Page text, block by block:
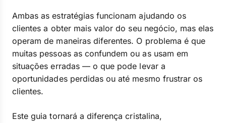
Ambas as estratégias funcionam ajudando os
clientes a obter mais valor do seu negócio, mas elas
operam de maneiras diferentes. O problema é que
muitas pessoas as confundem ou as usam em
situações erradas — o que pode levar a
oportunidades perdidas ou até mesmo frustrar os
clientes.
Este guia tornará a diferença cristalina,